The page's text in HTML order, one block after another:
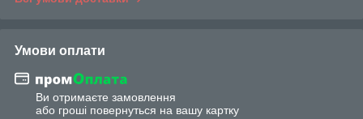
Умови оплати
Ви отримаєте замовлення
або гроші повернуться на вашу картку